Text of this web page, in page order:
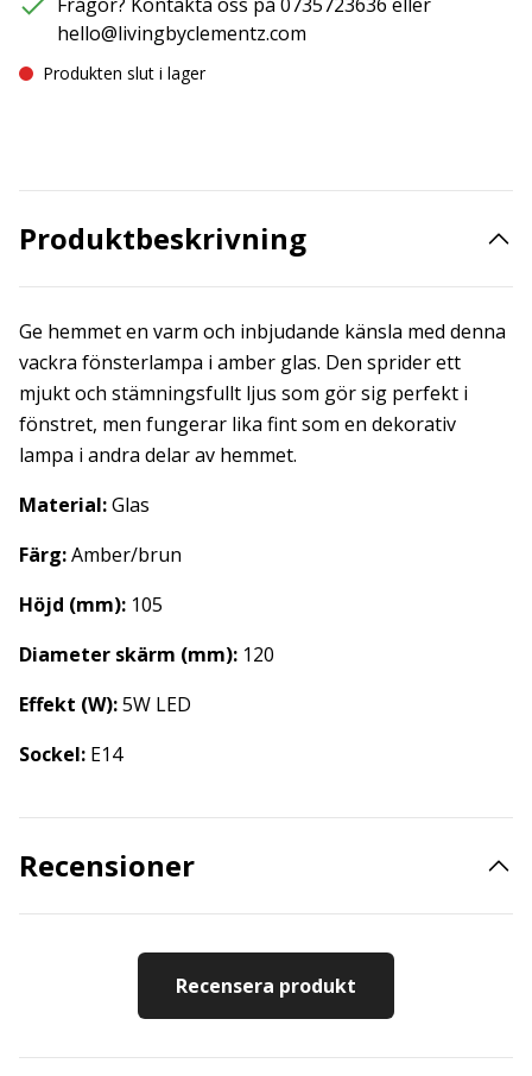
hello@livingbyclementz.com
Produkten slut i lager
Produktbeskrivning
Ge hemmet en varm och inbjudande känsla med denna
vackra fönsterlampa i amber glas. Den sprider ett
mjukt och stämningsfullt ljus som gör sig perfekt i
fönstret, men fungerar lika fint som en dekorativ
lampa i andra delar av hemmet.
Material:Glas
Färg:Amber/brun
Höjd (mm): 105
Diameter skärm (mm): 120
Effekt (W):5W LED
Sockel: E14
Recensioner
Recensera produkt